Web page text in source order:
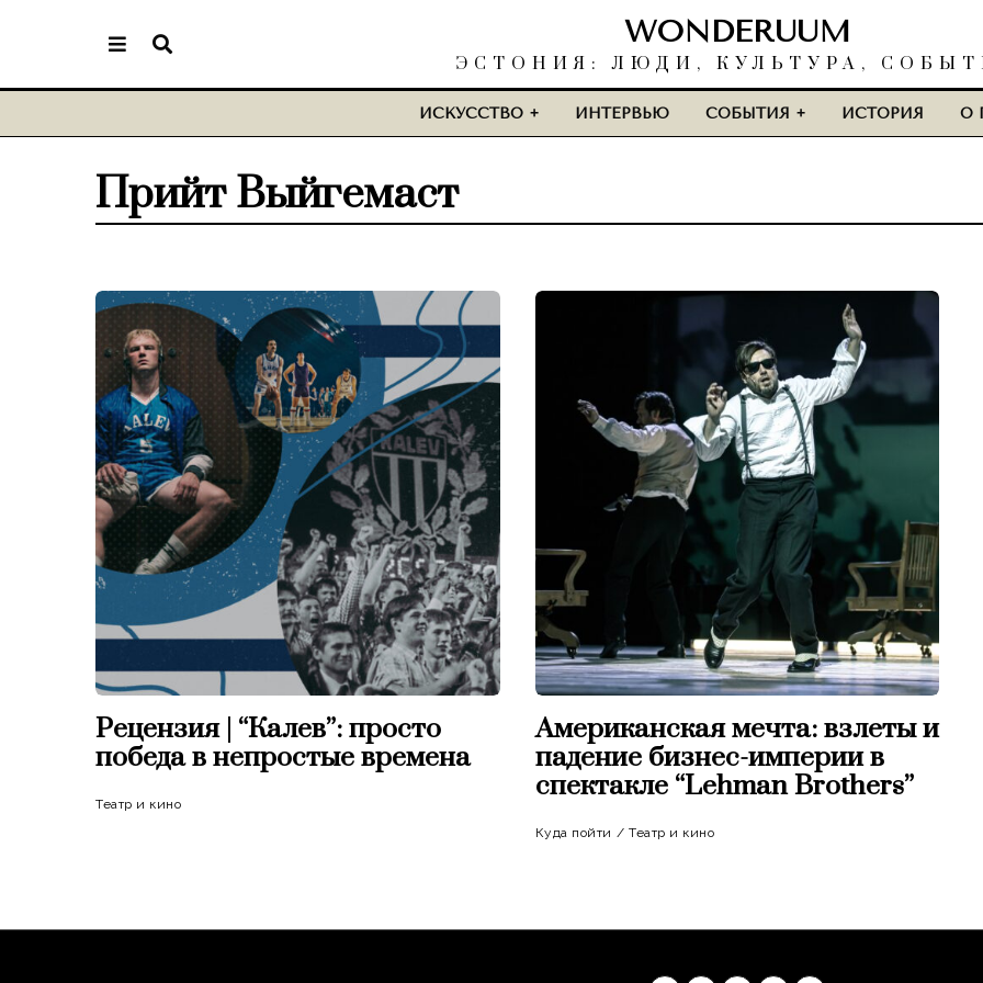
WONDERUUM
ЭСТОНИЯ: ЛЮДИ, КУЛЬТУРА,
ИСКУССТВО ИНТЕРВЬЮ СОБЫТИЯ ИСТОРИЯ О
Прийт Выйгемаст
Рецензия | “Калев”: просто
победа в непростые времена
Театр и кино
Американская мечта: взлеты и
падение бизнес-империи в
спектакле “Lehman Brothers”
Куда пойти / Театр и кино